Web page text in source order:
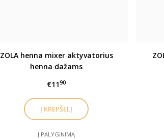
ZOLA henna mixer aktyvatorius
henna dažams
€1190
Į PALYGINIMĄ